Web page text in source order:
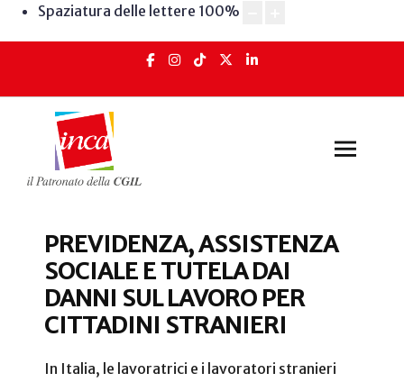
Spaziatura delle lettere 100%
PREVIDENZA, ASSISTENZA
SOCIALE E TUTELA DAI
DANNI SUL LAVORO PER
CITTADINI STRANIERI
In Italia, le lavoratrici e i lavoratori stranieri